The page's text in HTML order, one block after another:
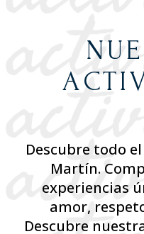
Descubre todo
Martín.
experiencias
amor,
Descubre